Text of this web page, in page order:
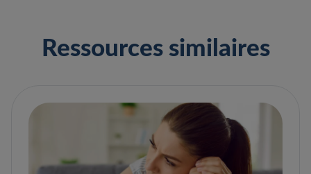
Ressources similaires